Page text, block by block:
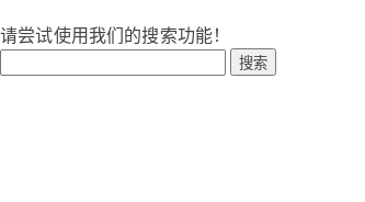
请尝试使用我们的搜索功能！
搜索